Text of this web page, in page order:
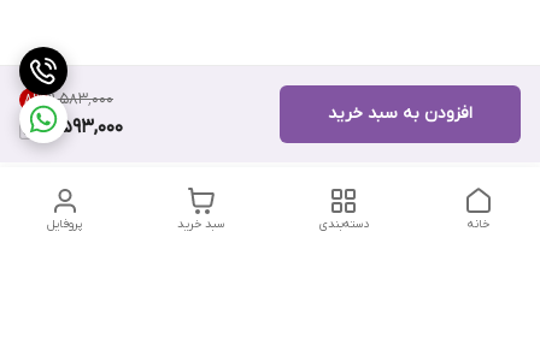
۱۱٬۵۸۳٬۰۰۰ 8%
10,593,000
افزودن به سبد خرید
پروفایل سبد خرید دسته‌بندی خانه